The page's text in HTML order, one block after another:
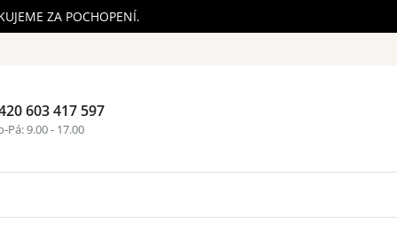
ZA POCHOPENÍ.
603 417 597
Pá: 9.00 - 17.00